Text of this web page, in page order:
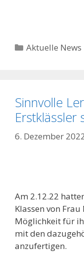
Kategorien
Aktuelle News
Sinnvolle
Erstklässler
6. Dezember
Am 2.12.22
Klassen von
Möglichkeit für
mit den
anzufertigen.